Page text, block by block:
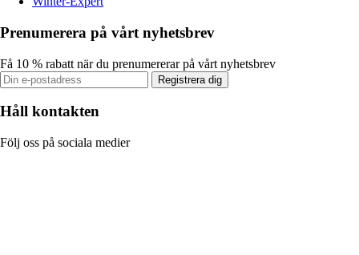
Prenumerera på vårt nyhetsbrev
Få 10 % rabatt när du prenumererar på vårt nyhetsbrev
Registrera dig
Håll kontakten
Följ oss på sociala medier